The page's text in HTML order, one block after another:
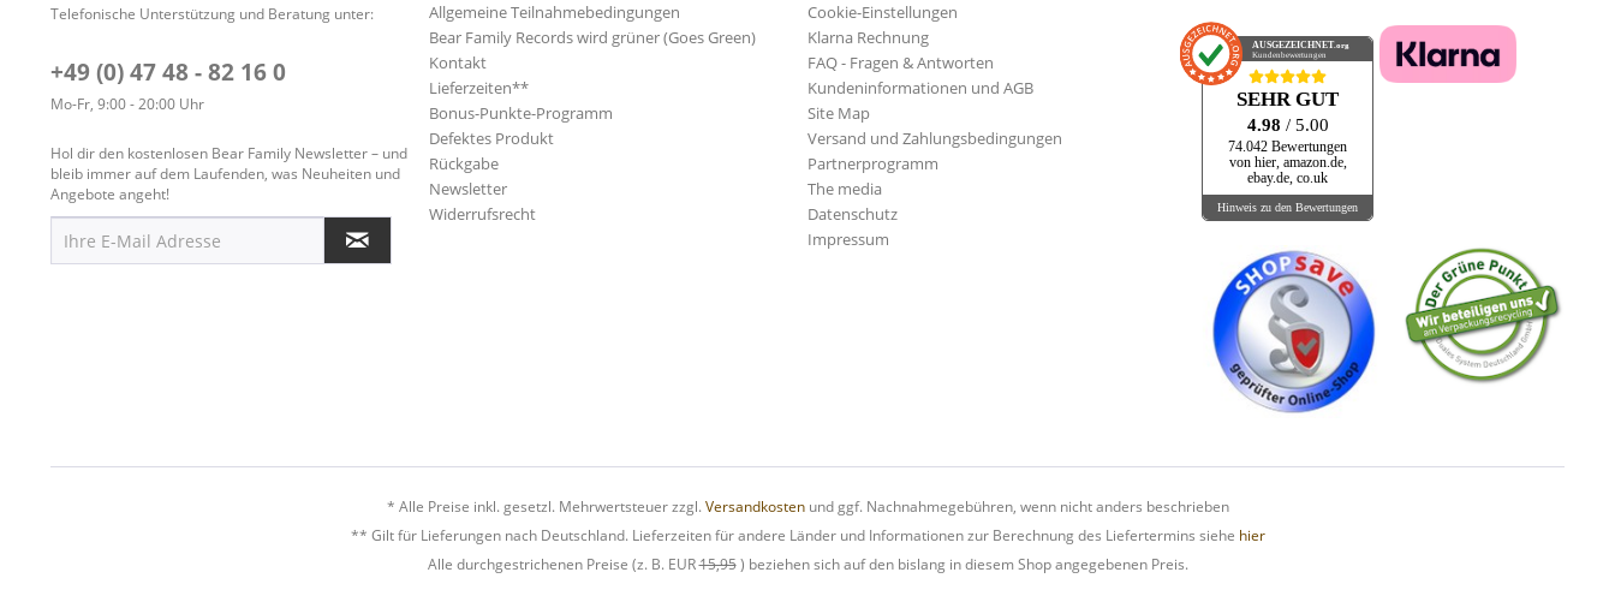
Telefonische Unterstützung und Beratung unter:
+49 (0) 47 48 - 82 16 0
Mo-Fr, 9:00 - 20:00 Uhr
Hol dir den kostenlosen Bear Family Newsletter – und
bleib immer auf dem Laufenden, was Neuheiten und
Angebote angeht!
Allgemeine Teilnahmebedingungen
Bear Family Records wird grüner (Goes Green)
Kontakt
Lieferzeiten**
Bonus-Punkte-Programm
Defektes Produkt
Rückgabe
Newsletter
Widerrufsrecht
Cookie-Einstellungen
Klarna Rechnung
FAQ - Fragen & Antworten
Kundeninformationen und AGB
Site Map
Versand und Zahlungsbedingungen
Partnerprogramm
The media
Datenschutz
Impressum
AUSGEZEICHNET .org
Kundenbewertungen
SEHR GUT
4.98 / 5.00
74.042 Bewertungen
von hier, amazon.de,
ebay.de, co.uk
Hinweis zu den Bewertungen
* Alle Preise inkl. gesetzl. Mehrwertsteuer zzgl. Versandkostenund ggf. Nachnahmegebühren, wenn nicht anders beschrieben
** Gilt für Lieferungen nach Deutschland. Lieferzeiten für andere Länder und Informationen zur Berechnung des Liefertermins siehe hier
Alle durchgestrichenen Preise (z. B. EUR15,95) beziehen sich auf den bislang in diesem Shop angegebenen Preis.